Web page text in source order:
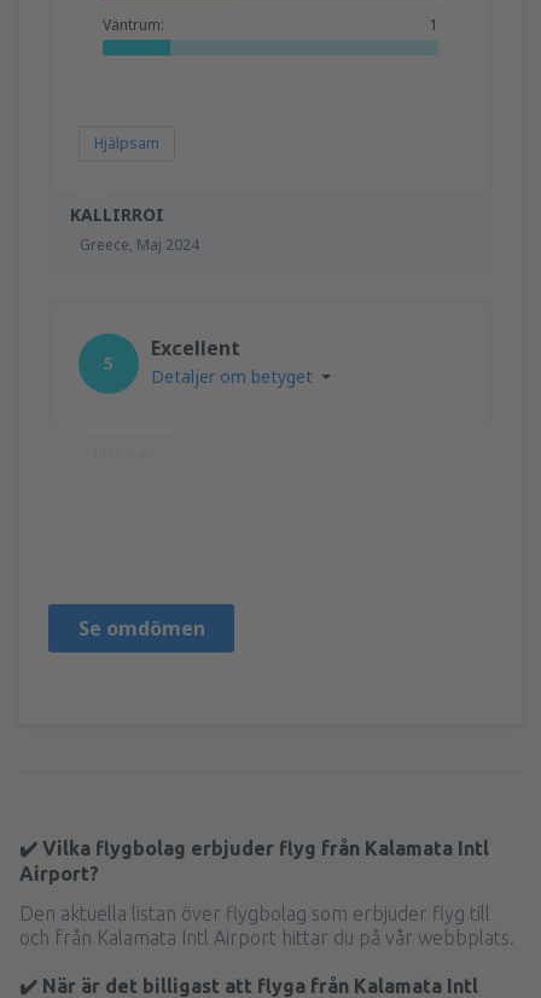
KALLIRROI
Greece, Maj 2024
Väntrum: 1
Hjälpsam
5
Excellent
Detaljer om betyget
Se omdömen
✔️ Vilka flygbolag erbjuder flyg från Kalamata Intl
Airport?
Den aktuella listan över flygbolag som erbjuder flyg till
och från Kalamata Intl Airport hittar du på vår webbplats.
✔️ När är det billigast att flyga från Kalamata Intl